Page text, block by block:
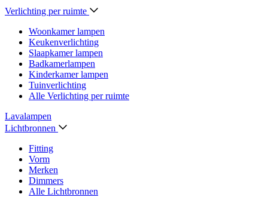
Verlichting per ruimte
Woonkamer lampen
Keukenverlichting
Slaapkamer lampen
Badkamerlampen
Kinderkamer lampen
Tuinverlichting
Alle Verlichting per ruimte
Lavalampen
Lichtbronnen
Fitting
Vorm
Merken
Dimmers
Alle Lichtbronnen